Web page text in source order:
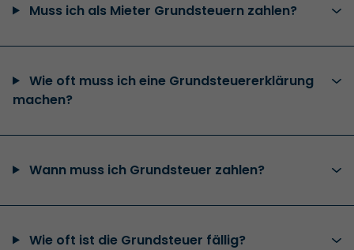
Muss ich als Mieter Grundsteuern zahlen?
Wie oft muss ich eine Grundsteuererklärung
machen?
Wann muss ich Grundsteuer zahlen?
Wie oft ist die Grundsteuer fällig?